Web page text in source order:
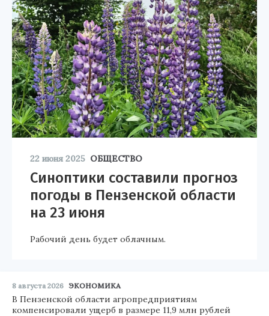
22 июня 2025 ОБЩЕСТВО
Синоптики составили прогноз
погоды в Пензенской области
на 23 июня
Рабочий день будет облачным.
8 августа 2026 ЭКОНОМИКА
В Пензенской области агропредприятиям
компенсировали ущерб в размере 11,9 млн рублей